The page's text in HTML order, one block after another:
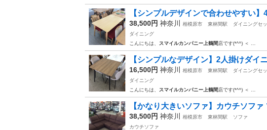
【シンプルデザインで合わせやすい
38,500円 神奈川 相模原市 東林間駅
ダイニングセ
ダイニング
こんにちは、 スマイルカンパニー上鶴間店です(*^^) ＜ …
【シンプルなデザイン】2人掛けダイ
16,500円 神奈川 相模原市 東林間駅
ダイニングセ
ダイニング
こんにちは、 スマイルカンパニー上鶴間店です(*^^) ＜ …
【かなり大きいソファ】カウチソ
38,500円 神奈川 相模原市 東林間駅
ソファ
カウチソファ